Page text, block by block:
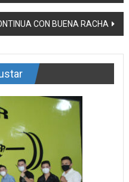
CON BUENA RACHA